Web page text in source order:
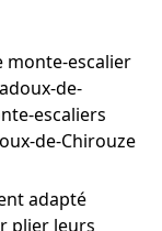
monte-escalier
de-
escaliers
de-Chirouze
adapté
plier leurs